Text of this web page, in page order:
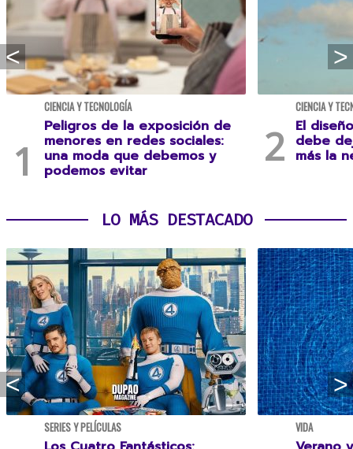
CIENCIA Y TECNOLOGÍA
Peligros de la exposición de
menores en redes sociales:
una moda que debemos y
podemos evitar
CIENCIA Y
El
debe
más la
LO MÁS DESTACADO
SERIES Y PELÍCULAS VIDA